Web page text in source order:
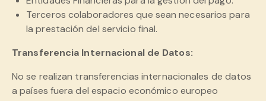
Terceros colaboradores que sean necesarios para
la prestación del servicio final.
Transferencia Internacional de Datos:
No se realizan transferencias internacionales de datos
a países fuera del espacio económico europeo